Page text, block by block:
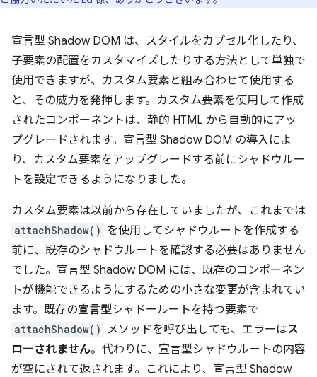
宣言型 Shadow DOM は、スタイルをカプセル化したり、
子要素の配置をカスタマイズしたりする方法として単独で
使用できますが、カスタム要素と組み合わせて使用する
と、その威力を発揮します。カスタム要素を使用して作成
されたコンポーネントは、静的 HTML から自動的にアッ
プグレードされます。宣言型 Shadow DOM の導入によ
り、カスタム要素をアップグレードする前にシャドウルー
トを設定できるようになりました。
カスタム要素は以前から存在していましたが、これまでは
attachShadow() を使用してシャドウルートを作成する
前に、既存のシャドウルートを確認する必要はありません
でした。宣言型 Shadow DOM には、既存のコンポーネン
トが機能できるようにするための小さな変更が含まれてい
ます。既存の宣言型シャドールートを持つ要素で
attachShadow() メソッドを呼び出しても、エラーはス
ローされません。代わりに、宣言型シャドウルートの内容
が空にされて返されます。これにより、宣言型 Shadow